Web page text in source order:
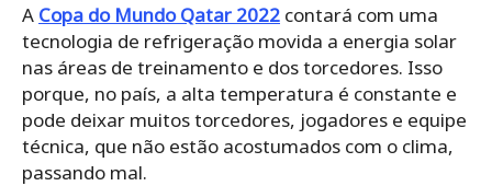
A Copa do Mundo Qatar 2022 contará com uma
tecnologia de refrigeração movida a energia solar
nas áreas de treinamento e dos torcedores. Isso
porque, no país, a alta temperatura é constante e
pode deixar muitos torcedores, jogadores e equipe
técnica, que não estão acostumados com o clima,
passando mal.